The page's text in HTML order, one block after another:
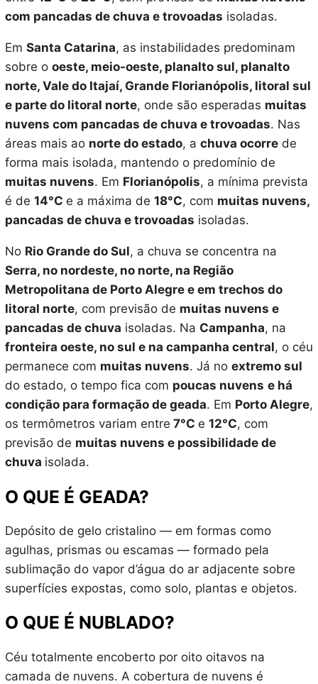
com pancadas de chuva e trovoadas isoladas.
Em Santa Catarina, as instabilidades predominam
sobre o oeste, meio-oeste, planalto sul, planalto
norte, Vale do Itajaí, Grande Florianópolis, litoral sul
e parte do litoral norte, onde são esperadas muitas
nuvens com pancadas de chuva e trovoadas. Nas
áreas mais ao norte do estado, a chuva ocorrede
forma mais isolada, mantendo o predomínio de
muitas nuvens. Em Florianópolis, a mínima prevista
é de 14°C e a máxima de 18°C, com muitas nuvens,
pancadas de chuva e trovoadas isoladas.
No Rio Grande do Sul, a chuva se concentra na
Serra, no nordeste, no norte, na Região
Metropolitana de Porto Alegre e em trechos do
litoral norte, com previsão de muitas nuvens e
pancadas de chuva isoladas. Na Campanha, na
fronteira oeste, no sul e na campanha central, o céu
permanece com muitas nuvens. Já no extremo sul
do estado, o tempo fica com poucas nuvens e há
condição para formação de geada. Em Porto Alegre,
os termômetros variam entre 7°C e 12°C, com
previsão de muitas nuvens e possibilidade de
chuva isolada.
O QUE É GEADA?
Depósito de gelo cristalino — em formas como
agulhas, prismas ou escamas — formado pela
sublimação do vapor d’água do ar adjacente sobre
superfícies expostas, como solo, plantas e objetos.
O QUE É NUBLADO?
Céu totalmente encoberto por oito oitavos na
camada de nuvens. A cobertura de nuvens é